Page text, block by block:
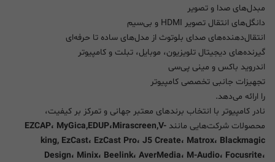
مبدل‌های صدا و تصویر
دانگل‌های انتقال تصویر HDMI و بی‌سیم
انتقال‌دهنده‌های صدای بلوتوث از مدل‌های ساده تا حرفه‌ای
گیرنده‌های دیجیتال تلویزیون، موبایل، تبلت و کامپیوتر
اندروید باکس و مینی پی‌سی
تجهیزات جانبی تخصصی کامپیوتر
را ارائه می‌دهد.
نادر کامپیوتر با انتخاب برندهای معتبر جهانی و تمرکز بر کیفیت،
محصولات شرکت‌هایی مانند EZCAP، MyGica,EDUP،Mirascreen,V-
king, EzCast، EzCast Pro، J5 Create، Matrox، Blackmagic
Design، Minix، Beelink، AverMedia، M-Audio، Focusrite،